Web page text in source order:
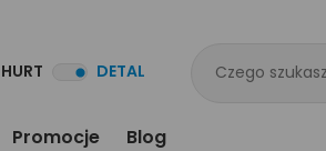
HURT DETAL
Promocje Blog